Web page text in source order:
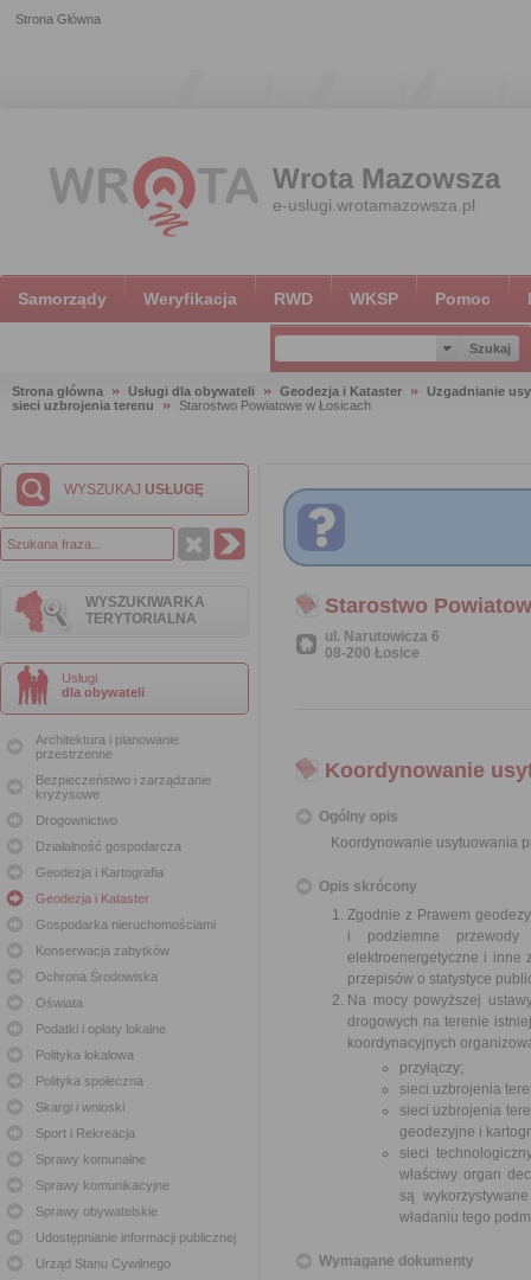
Strona Główna
Wrota Mazowsza
e-uslugi.wrotamazowsza.pl
Samorządy Weryfikacja RWD WKSP Pomoc
Strona główna Usługi dla obywateli Geodezja i Kataster
Uzgadnianie
sieci uzbrojenia terenu
Starostwo Powiatowe w Łosicach
WYSZUKAJ USŁUGĘ
WYSZUKIWARKA
TERYTORIALNA
Usługi
dla obywateli
Architektura i planowanie
przestrzenne
Bezpieczeństwo i zarządzanie
kryzysowe
Drogownictwo
Działalność gospodarcza
Geodezja i Kartografia
Geodezja i Kataster
Gospodarka nieruchomościami
Konserwacja zabytków
Ochrona Środowiska
Oświata
Podatki i opłaty lokalne
Polityka lokalowa
Polityka społeczna
Skargi i wnioski
Sport i Rekreacja
Sprawy komunalne
Sprawy komunikacyjne
Sprawy obywatelskie
Udostępnianie informacji publicznej
Urząd Stanu Cywilnego
Starostwo
ul. Narutowicza 6
08-200 Łosice
Koordynowanie
Ogólny opis
Koordynowanie usytuowania
Opis skrócony
Zgodnie z Prawem
i podziemne przewody
elektroenergetyczne i inne
przepisów o statystyce
Na mocy powyższej
drogowych na terenie
koordynacyjnych
przyłączy;
sieci uzbrojenia
sieci uzbrojenia
geodezyjne i
sieci
właściwy organ
są
władaniu tego
Wymagane dokumenty